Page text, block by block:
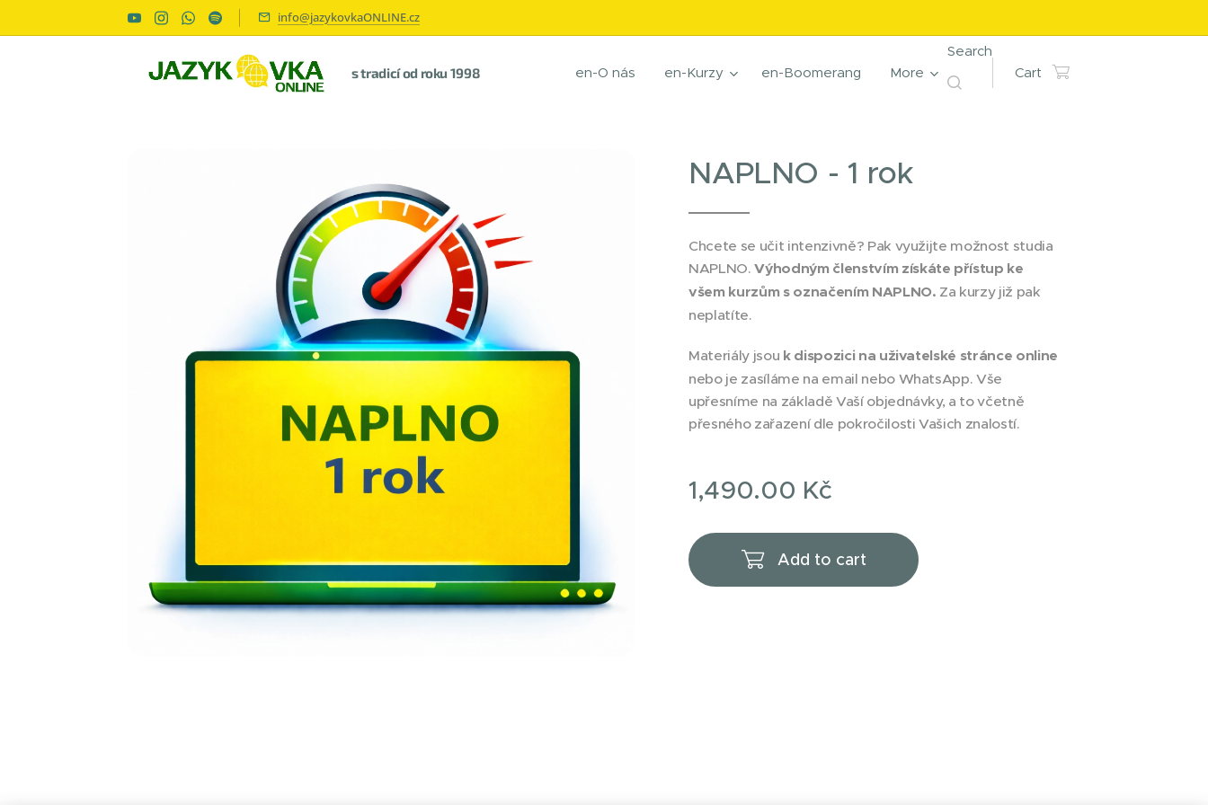
info@jazykovkaONLINE.cz
s tradicí od roku 1998 en-O nás en-Kurzy en-Boomerang More
Search
Cart
NAPLNO - 1 rok
Chcete se učit intenzivně? Pak využijte možnost studia
NAPLNO.Výhodným členstvím získáte přístup ke
všem kurzům s označením NAPLNO. Za kurzy již pak
neplatíte.
Materiály jsou k dispozici na uživatelské stránce online
nebo je zasíláme na email nebo WhatsApp. Vše
upřesníme na základě Vaší objednávky, a to včetně
přesného zařazení dle pokročilosti Vašich znalostí.
1,490.00 Kč
Add to cart